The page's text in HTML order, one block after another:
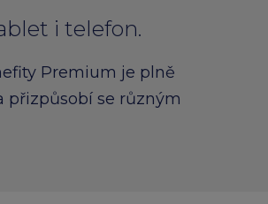
i telefon.
Premium je plně
přizpůsobí se různým